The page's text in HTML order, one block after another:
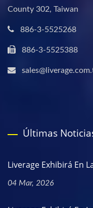
County 302, Taiwan
886-3-5525268
886-3-5525388
Últimas
Liverage Exhibirá En
04 Mar, 2026